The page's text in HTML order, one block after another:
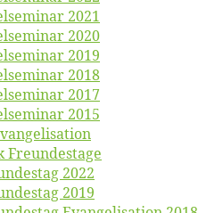
2021
2020
2019
2018
2017
2015
Freundestage
2022
2019